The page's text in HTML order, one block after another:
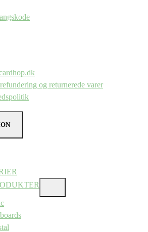
og returnerede varer
SUB